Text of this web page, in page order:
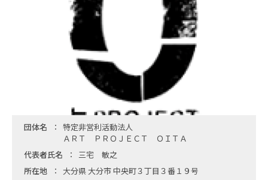
団体名
特定非営利活動法人
ＡＲＴ ＰＲＯＪＥＣＴ ＯＩＴＡ
代表者氏名
三宅 敏之
所在地
大分県 大分市 中央町３丁目３番１９号